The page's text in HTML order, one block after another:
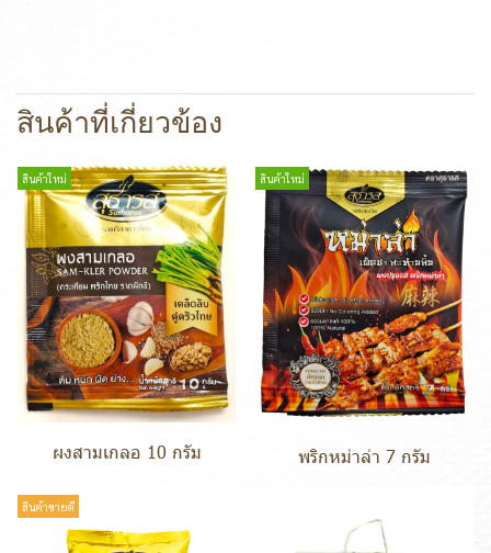
สินค้าที่เกี่ยวข้อง
สินค้าใหม่
ผงสามเกลอ 10 กรัม
สินค้าใหม่
พริกหม่าล่า 7 กรัม
สินค้าขายดี